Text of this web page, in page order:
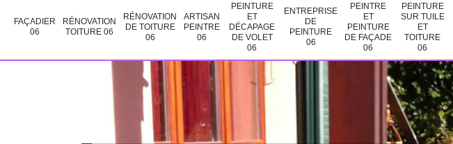
FAÇADIER
06
RÉNOVATION
TOITURE 06
RÉNOVATION
DE TOITURE
06
ARTISAN
PEINTRE
06
PEINTURE
ET
DÉCAPAGE
DE VOLET
06
ENTREPRISE
DE
PEINTURE
06
PEINTRE
ET
PEINTURE
DE FAÇADE
06
PEINTURE
SUR TUILE
ET
TOITURE
06